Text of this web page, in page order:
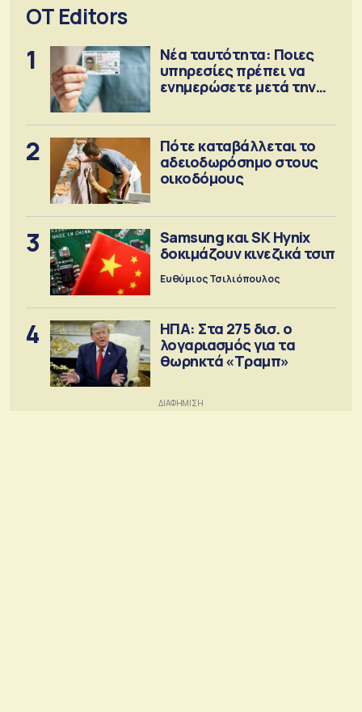
OT Editors
1
Νέα ταυτότητα: Ποιες
υπηρεσίες πρέπει να
ενημερώσετε μετά την
2
Πότε καταβάλλεται το
αδειοδωρόσημο στους
οικοδόμους
3
Samsung και SK Hynix
δοκιμάζουν κινεζικά τσιπ
Ευθύμιος Τσιλιόπουλος
4
ΗΠΑ: Στα 275 δισ. ο
λογαριασμός για τα
θωρηκτά «Τραμπ»